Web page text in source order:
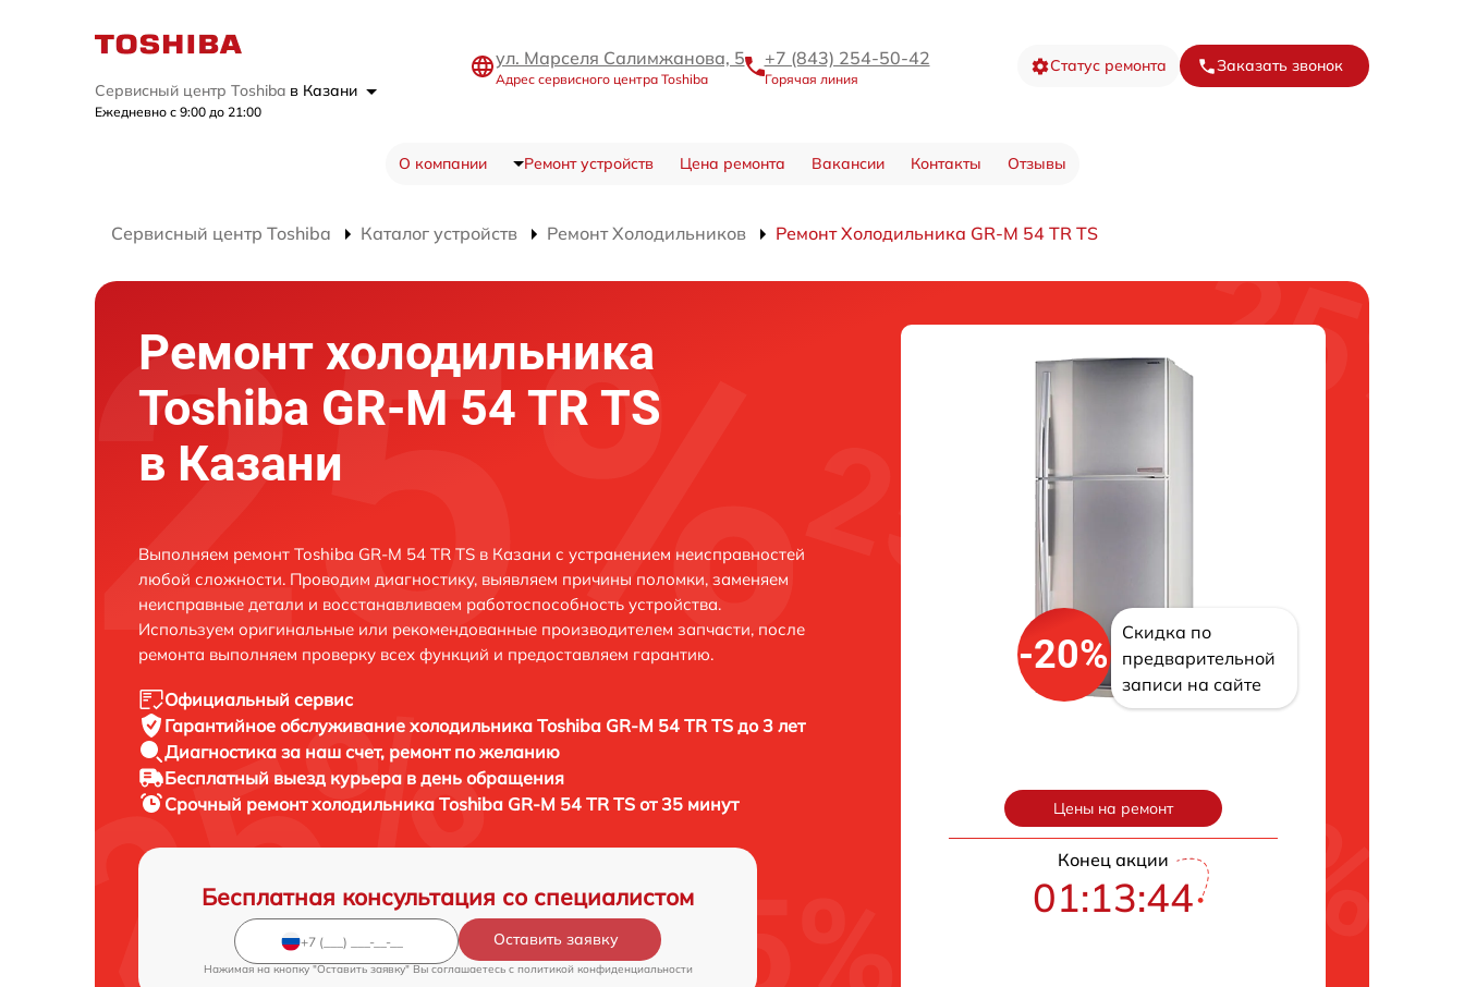
Сервисный центр Toshiba в Казани
Ежедневно с 9:00 до 21:00
ул. Марселя Салимжанова, 5
Адрес сервисного центра Toshiba
+7 (843) 254-50-42
Горячая линия
Статус ремонта Заказать звонок
О компании Ремонт устройств Цена ремонта Вакансии Контакты Отзывы
Сервисный центр Toshiba Каталог устройств Ремонт Холодильников Ремонт Холодильника GR-M 54 TR TS
Ремонт холодильника
Toshiba GR-M 54 TR TS
в Казани
Выполняем ремонт Toshiba GR-M 54 TR TS в Казани с устранением неисправностей
любой сложности. Проводим диагностику, выявляем причины поломки, заменяем
неисправные детали и восстанавливаем работоспособность устройства.
Используем оригинальные или рекомендованные производителем запчасти, после
ремонта выполняем проверку всех функций и предоставляем гарантию.
Официальный сервис
Гарантийное обслуживание холодильника Toshiba GR-M 54 TR TS до 3 лет
Диагностика за наш счет, ремонт по желанию
Бесплатный выезд курьера в день обращения
Срочный ремонтхолодильника Toshiba GR-M 54 TR TS от 35 минут
Бесплатная консультация со специалистом
Оставить заявку
Нажимая на кнопку "Оставить заявку" Вы соглашаетесь c политикой конфиденциальности
-20%
Скидка по
предварительной
записи на сайте
Цены на ремонт
Конец акции
01:13:43